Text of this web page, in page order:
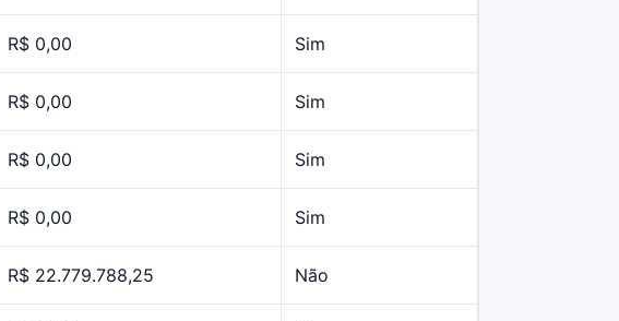
R$ 0,00 Sim
R$ 0,00 Sim
R$ 0,00 Sim
R$ 0,00 Sim
R$ 22.779.788,25 Não